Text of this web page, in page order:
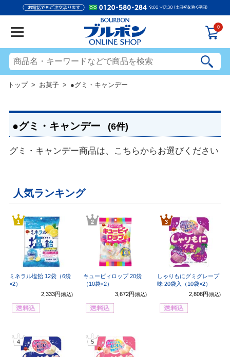
0
トップ> お菓子 > ●グミ・キャンデー
●グミ・キャンデー (6件)
グミ・キャンデー商品は、こちらからお選びください
人気ランキング
1
ミネラル塩飴 12袋（6袋
×2）
2,333円 (税込)
2
キュービィロップ 20袋
（10袋×2）
3,672円 (税込)
3
しゃりもにグミグレープ
味 20袋入（10袋×2）
2,808円(税込)
4 5